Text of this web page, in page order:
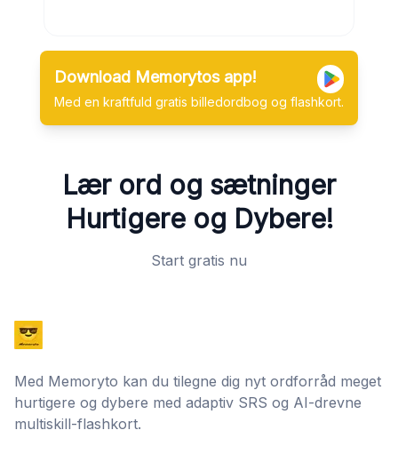
Download Memorytos app!
Med en kraftfuld gratis billedordbog og flashkort.
Lær ord og sætninger
Hurtigere og Dybere!
Start gratis nu
Med Memoryto kan du tilegne dig nyt ordforråd meget
hurtigere og dybere med adaptiv SRS og AI-drevne
multiskill-flashkort.